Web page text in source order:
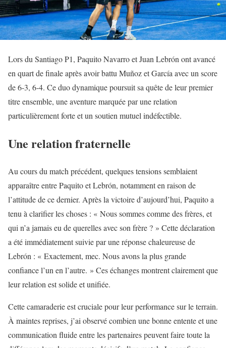
Lors du Santiago P1, Paquito Navarro et Juan Lebrón ont avancé
en quart de finale après avoir battu Muñoz et García avec un score
de 6-3, 6-4. Ce duo dynamique poursuit sa quête de leur premier
titre ensemble, une aventure marquée par une relation
particulièrement forte et un soutien mutuel indéfectible.
Une relation fraternelle
Au cours du match précédent, quelques tensions semblaient
apparaître entre Paquito et Lebrón, notamment en raison de
l’attitude de ce dernier. Après la victoire d’aujourd’hui, Paquito a
tenu à clarifier les choses : « Nous sommes comme des frères, et
qui n’a jamais eu de querelles avec son frère ? » Cette déclaration
a été immédiatement suivie par une réponse chaleureuse de
Lebrón : « Exactement, mec. Nous avons la plus grande
confiance l’un en l’autre. » Ces échanges montrent clairement que
leur relation est solide et unifiée.
Cette camaraderie est cruciale pour leur performance sur le terrain.
À maintes reprises, j’ai observé combien une bonne entente et une
communication fluide entre les partenaires peuvent faire toute la